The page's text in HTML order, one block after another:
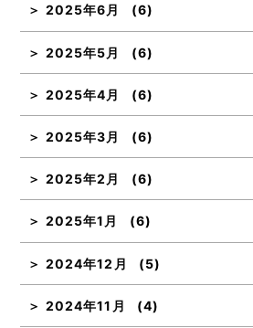
2025年6月 (6)
2025年5月 (6)
2025年4月 (6)
2025年3月 (6)
2025年2月 (6)
2025年1月 (6)
2024年12月 (5)
2024年11月 (4)